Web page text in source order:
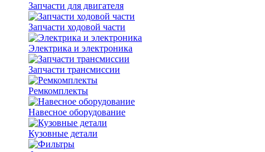
Запчасти для двигателя
Запчасти ходовой части
Электрика и электроника
Запчасти трансмиссии
Ремкомплекты
Навесное оборудование
Кузовные детали